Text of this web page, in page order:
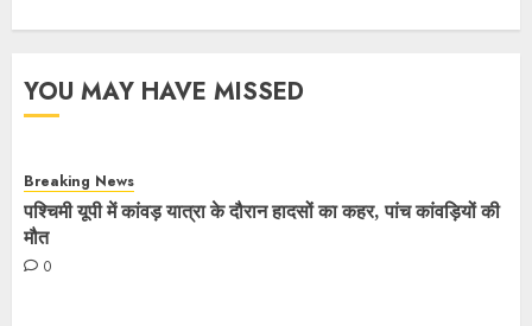
YOU MAY HAVE MISSED
Breaking News
पश्चिमी यूपी में कांवड़ यात्रा के दौरान हादसों का कहर, पांच कांवड़ियों की
मौत
0